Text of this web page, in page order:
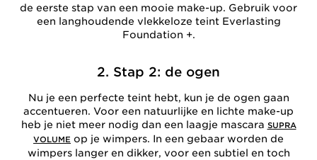
de eerste stap van een mooie make-up. Gebruik voor
een langhoudende vlekkeloze teint Everlasting
Foundation +.
2. Stap 2: de ogen
Nu je een perfecte teint hebt, kun je de ogen gaan
accentueren. Voor een natuurlijke en lichte make-up
heb je niet meer nodig dan een laagje mascara SUPRA
VOLUME op je wimpers. In een gebaar worden de
wimpers langer en dikker, voor een subtiel en toch